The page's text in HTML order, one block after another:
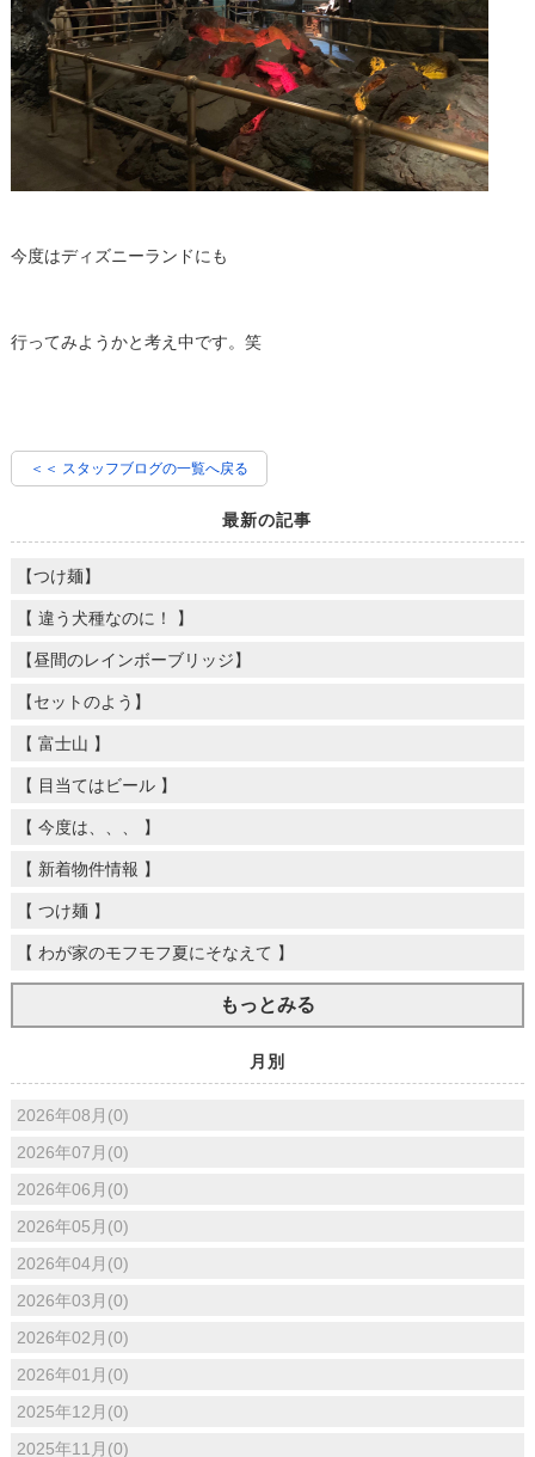
今度はディズニーランドにも
行ってみようかと考え中です。笑
＜＜ スタッフブログの一覧へ戻る
最新の記事
【つけ麺】
【 違う犬種なのに！ 】
【昼間のレインボーブリッジ】
【セットのよう】
【 富士山 】
【 目当てはビール 】
【 今度は、、、 】
【 新着物件情報 】
【 つけ麺 】
【 わが家のモフモフ夏にそなえて 】
もっとみる
月別
2026年08月(0)
2026年07月(0)
2026年06月(0)
2026年05月(0)
2026年04月(0)
2026年03月(0)
2026年02月(0)
2026年01月(0)
2025年12月(0)
2025年11月(0)